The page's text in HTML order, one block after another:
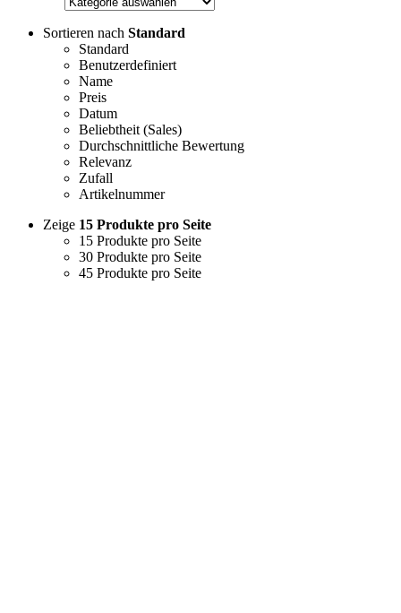
Sortieren nach Standard
Standard
Benutzerdefiniert
Name
Preis
Datum
Beliebtheit (Sales)
Durchschnittliche Bewertung
Relevanz
Zufall
Artikelnummer
Zeige 15 Produkte pro Seite
15 Produkte pro Seite
30 Produkte pro Seite
45 Produkte pro Seite